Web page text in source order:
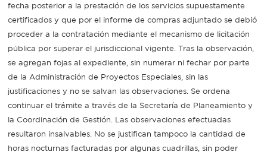
fecha posterior a la prestación de los servicios supuestamente
certificados y que por el informe de compras adjuntado se debió
proceder a la contratación mediante el mecanismo de licitación
pública por superar el jurisdiccional vigente. Tras la observación,
se agregan fojas al expediente, sin numerar ni fechar por parte
de la Administración de Proyectos Especiales, sin las
justificaciones y no se salvan las observaciones. Se ordena
continuar el trámite a través de la Secretaría de Planeamiento y
la Coordinación de Gestión. Las observaciones efectuadas
resultaron insalvables. No se justifican tampoco la cantidad de
horas nocturnas facturadas por algunas cuadrillas, sin poder